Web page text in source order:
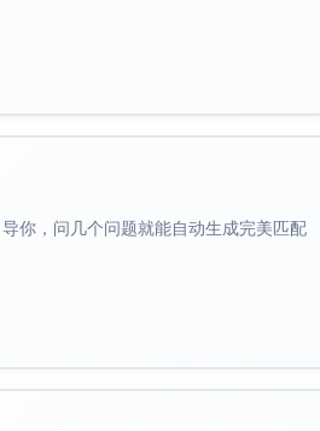
信度和MQL入口
向触达
接→演示资料与日历确认→CRM同步
你，问几个问题就能自动生成完美匹配